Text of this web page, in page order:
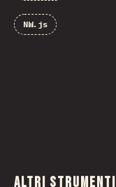
NW.js
Altri strumenti